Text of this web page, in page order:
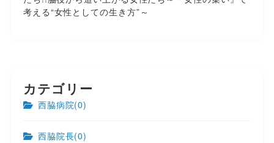
考える“女性としての生き方”～
カテゴリー
西脇病院(0)
西脇院長(0)